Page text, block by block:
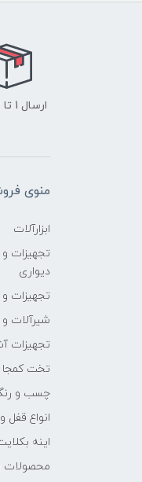
ارسال 1 تا 3 روز کاری
منوی
ابزارآلات
تجهیزات و
دیواری
تجهیزات و
شیرآلات
تجهیزات
تخت کمجا
چسب و
انواع قفل
اینه
محصولات